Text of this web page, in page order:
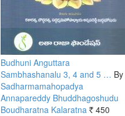
Budhuni Anguttara
Sambhashanalu 3, 4 and 5 … By
Sadharmamahopadya
Annapareddy Bhuddhagoshudu
Boudharatna Kalaratna Rs. 450